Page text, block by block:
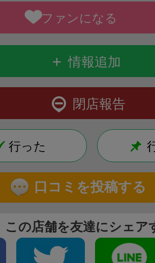
+ 情報追加
閉店報告
行った
口コミを投稿する
この店舗を友達にシェア